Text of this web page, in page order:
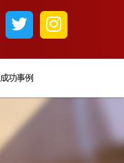
成功事例